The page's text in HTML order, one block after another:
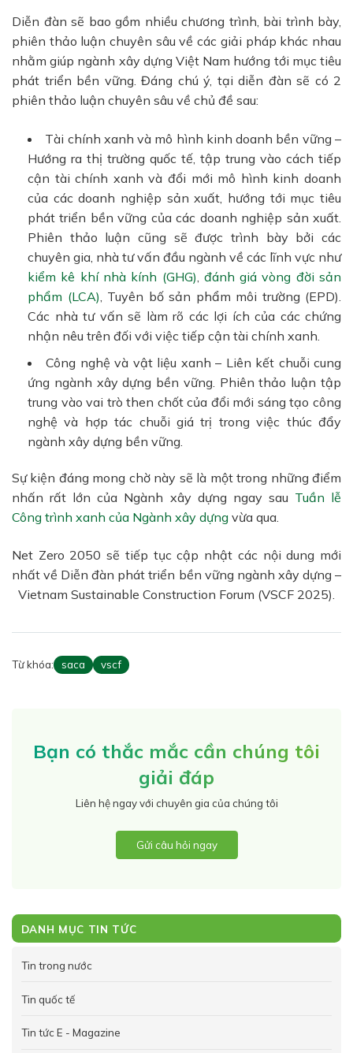
Diễn đàn sẽ bao gồm nhiều chương trình, bài trình bày,
phiên thảo luận chuyên sâu về các giải pháp khác nhau
nhằm giúp ngành xây dựng Việt Nam hướng tới mục tiêu
phát triển bền vững. Đáng chú ý, tại diễn đàn sẽ có 2
phiên thảo luận chuyên sâu về chủ đề sau:
Tài chính xanh và mô hình kinh doanh bền vững –
Hướng ra thị trường quốc tế, tập trung vào cách tiếp
cận tài chính xanh và đổi mới mô hình kinh doanh
của các doanh nghiệp sản xuất, hướng tới mục tiêu
phát triển bền vững của các doanh nghiệp sản xuất.
Phiên thảo luận cũng sẽ được trình bày bởi các
chuyên gia, nhà tư vấn đầu ngành về các lĩnh vực như
kiểm kê khí nhà kính (GHG) đánh giá vòng đời sản
phẩm (LCA) , Tuyên bố sản phẩm môi trường (EPD).
Các nhà tư vấn sẽ làm rõ các lợi ích của các chứng
nhận nêu trên đối với việc tiếp cận tài chính xanh.
Công nghệ và vật liệu xanh – Liên kết chuỗi cung
ứng ngành xây dựng bền vững. Phiên thảo luận tập
trung vào vai trò then chốt của đổi mới sáng tạo công
nghệ và hợp tác chuỗi giá trị trong việc thúc đẩy
ngành xây dựng bền vững.
Sự kiện đáng mong chờ này sẽ là một trong những điểm
nhấn rất lớn của Ngành xây dựng ngay sau Tuần lễ
Công trình xanh của Ngành xây dựng vừa qua.
Net Zero 2050 sẽ tiếp tục cập nhật các nội dung mới
nhất về Diễn đàn phát triển bền vững ngành xây dựng –
Vietnam Sustainable Construction Forum (VSCF 2025).
Từ khóa: saca vscf
Bạn có thắc mắc cần chúng tôi
giải đáp
Liên hệ ngay với chuyên gia của chúng tôi
Gửi câu hỏi ngay
DANH MỤC TIN TỨC
Tin trong nước
Tin quốc tế
Tin tức E - Magazine